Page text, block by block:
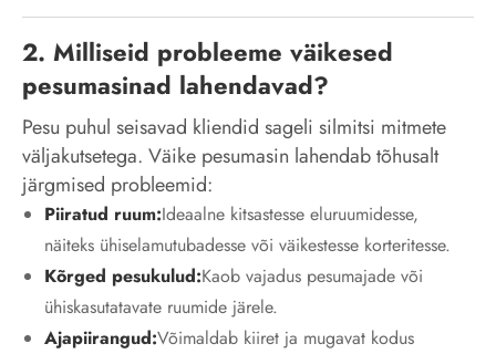
2. Milliseid probleeme väikesed
pesumasinad lahendavad?
Pesu puhul seisavad kliendid sageli silmitsi mitmete
väljakutsetega. Väike pesumasin lahendab tõhusalt
järgmised probleemid:
Piiratud ruum:Ideaalne kitsastesse eluruumidesse,
näiteks ühiselamutubadesse või väikestesse korteritesse.
Kõrged pesukulud:Kaob vajadus pesumajade või
ühiskasutatavate ruumide järele.
Ajapiirangud:Võimaldab kiiret ja mugavat kodus